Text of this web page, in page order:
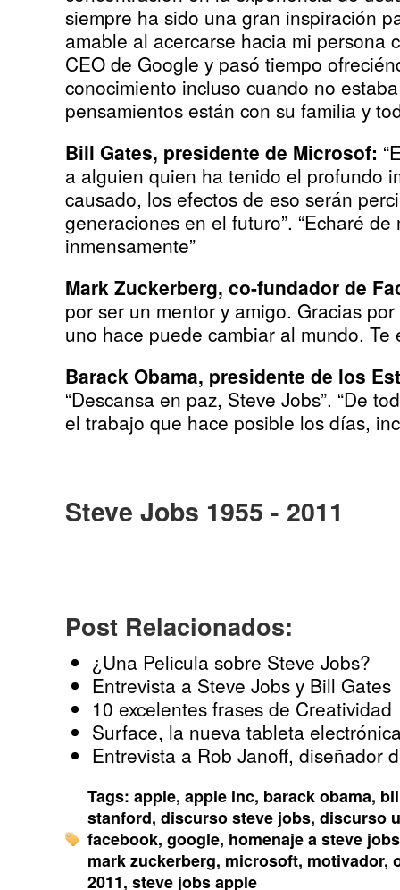
siempre ha sido una gran inspiración
amable al acercarse hacia mi persona
CEO de Google y pasó tiempo
conocimiento incluso cuando no
pensamientos están con su familia y
Bill Gates, presidente de Microsof:
a alguien quien ha tenido el profundo
causado, los efectos de eso serán
generaciones en el futuro”. “Echaré
inmensamente”
Mark Zuckerberg, co-fundador de
por ser un mentor y amigo. Gracias
uno hace puede cambiar al mundo. Te
Barack Obama, presidente de los
“Descansa en paz, Steve Jobs”. “De
el trabajo que hace posible los días,
Steve Jobs 1955 - 2011
Post Relacionados:
¿Una Pelicula sobre Steve Jobs?
Entrevista a Steve Jobs y Bill Gates
10 excelentes frases de Creatividad
Surface, la nueva tableta
Entrevista a Rob Janoff, diseñador
Tags: apple, apple inc, barack obama,
stanford, discurso steve jobs, discurso
facebook, google, homenaje a steve jobs
mark zuckerberg, microsoft, motivador,
2011, steve jobs apple